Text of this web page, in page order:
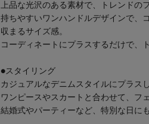
上品な光沢のある素材で、トレンドの
持ちやすいワンハンドルデザインで、
収まるサイズ感。
コーディネートにプラスするだけで、
●スタイリング
カジュアルなデニムスタイルにプラス
ワンピースやスカートと合わせて、フ
結婚式やパーティーなど、特別な日に